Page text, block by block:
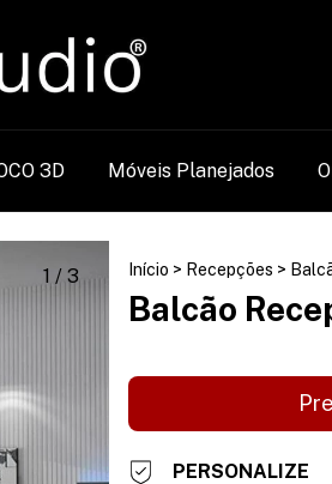
3D Móveis Planejados
1 / 3 Início > Recepções >
Balcão
PERSONALIZE